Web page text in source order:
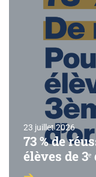
23 juillet 2026
73 % de
élèves de